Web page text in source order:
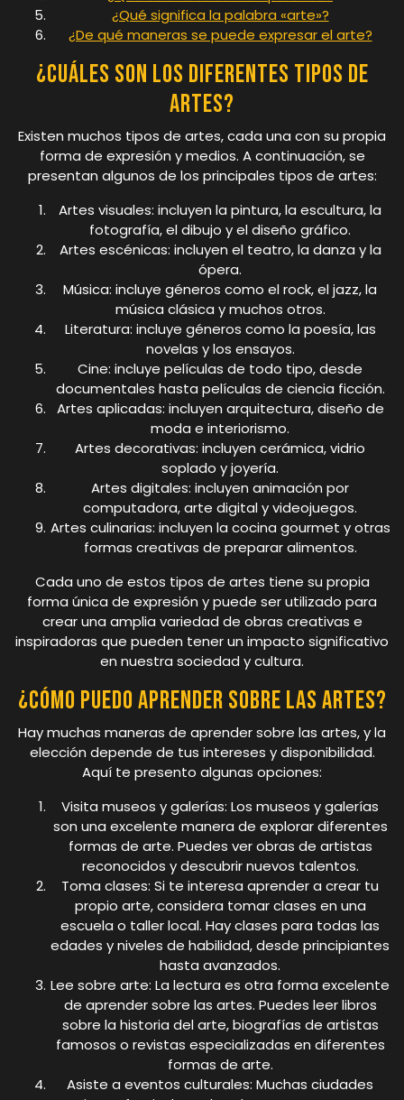
¿Qué significa la palabra «arte»?
¿De qué maneras se puede expresar el arte?
¿Cuáles son los diferentes tipos de
artes?
Existen muchos tipos de artes, cada una con su propia
forma de expresión y medios. A continuación, se
presentan algunos de los principales tipos de artes:
Artes visuales: incluyen la pintura, la escultura, la
fotografía, el dibujo y el diseño gráfico.
Artes escénicas: incluyen el teatro, la danza y la
ópera.
Música: incluye géneros como el rock, el jazz, la
música clásica y muchos otros.
Literatura: incluye géneros como la poesía, las
novelas y los ensayos.
Cine: incluye películas de todo tipo, desde
documentales hasta películas de ciencia ficción.
Artes aplicadas: incluyen arquitectura, diseño de
moda e interiorismo.
Artes decorativas: incluyen cerámica, vidrio
soplado y joyería.
Artes digitales: incluyen animación por
computadora, arte digital y videojuegos.
Artes culinarias: incluyen la cocina gourmet y otras
formas creativas de preparar alimentos.
Cada uno de estos tipos de artes tiene su propia
forma única de expresión y puede ser utilizado para
crear una amplia variedad de obras creativas e
inspiradoras que pueden tener un impacto significativo
en nuestra sociedad y cultura.
¿Cómo puedo aprender sobre las artes?
Hay muchas maneras de aprender sobre las artes, y la
elección depende de tus intereses y disponibilidad.
Aquí te presento algunas opciones:
Visita museos y galerías: Los museos y galerías
son una excelente manera de explorar diferentes
formas de arte. Puedes ver obras de artistas
reconocidos y descubrir nuevos talentos.
Toma clases: Si te interesa aprender a crear tu
propio arte, considera tomar clases en una
escuela o taller local. Hay clases para todas las
edades y niveles de habilidad, desde principiantes
hasta avanzados.
Lee sobre arte: La lectura es otra forma excelente
de aprender sobre las artes. Puedes leer libros
sobre la historia del arte, biografías de artistas
famosos o revistas especializadas en diferentes
formas de arte.
Asiste a eventos culturales: Muchas ciudades